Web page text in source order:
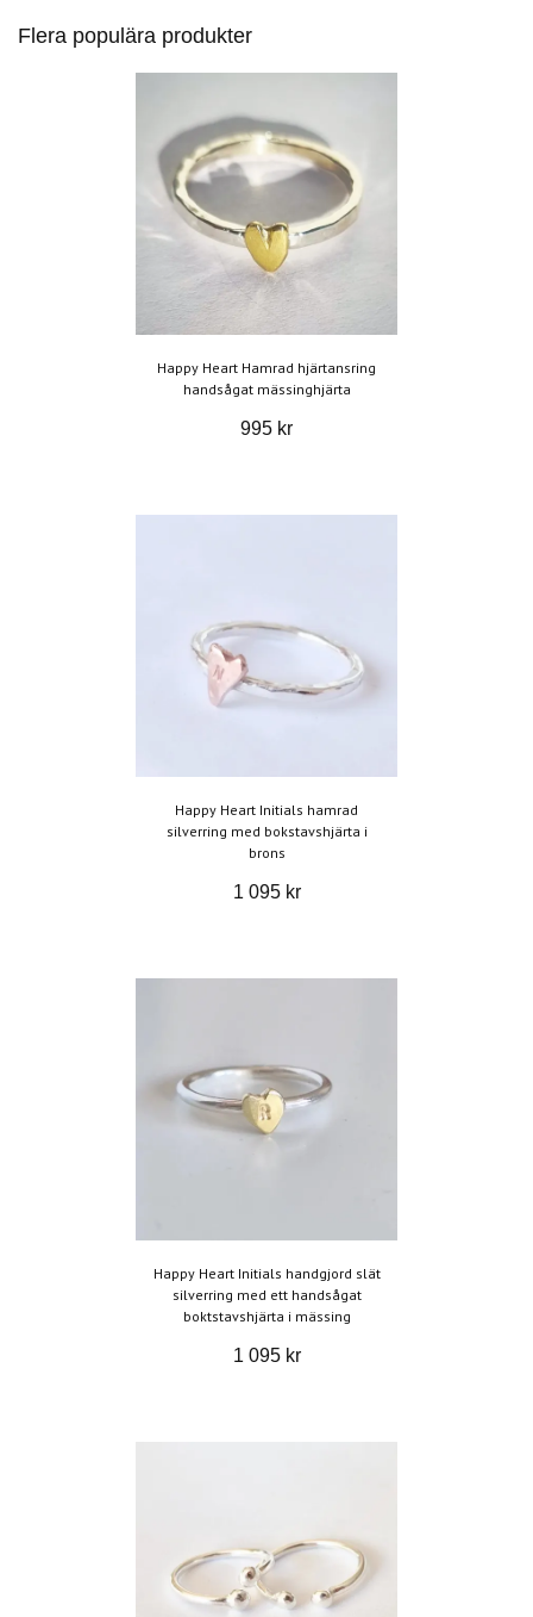
Flera populära produkter
Happy Heart Hamrad hjärtansring
handsågat mässinghjärta
995 kr
Happy Heart Initials hamrad
silverring med bokstavshjärta i
brons
1 095 kr
Happy Heart Initials handgjord slät
silverring med ett handsågat
boktstavshjärta i mässing
1 095 kr